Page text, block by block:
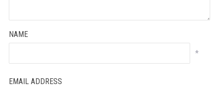
NAME
*
EMAIL ADDRESS